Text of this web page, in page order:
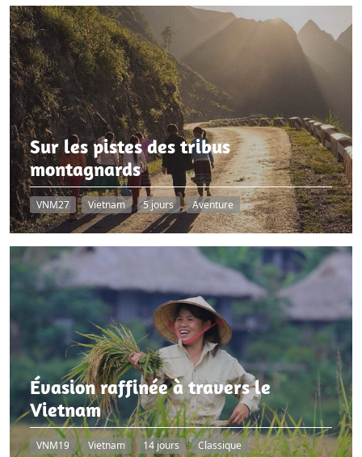
Sur les pistes des tribus
montagnards
VNM27 Vietnam 5 jours Aventure
Évasion raffinée à travers le
Vietnam
VNM19 Vietnam 14 jours Classique